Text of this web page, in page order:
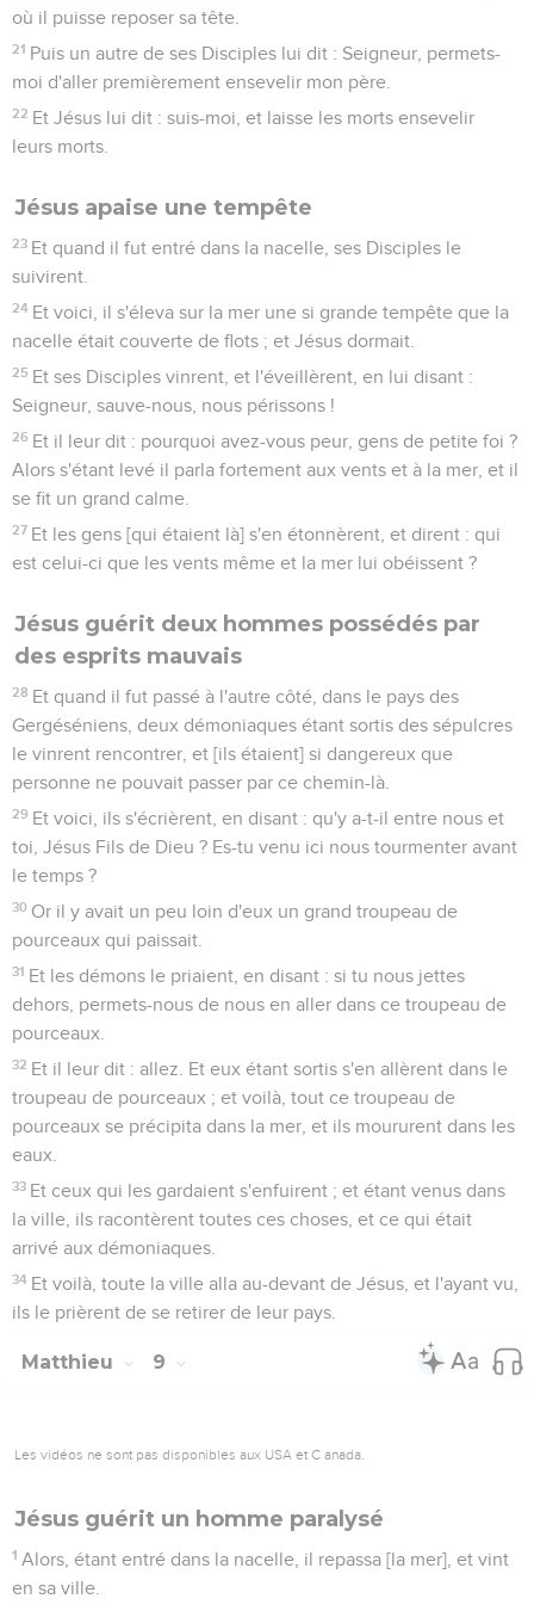
où il puisse reposer sa tête.
21 Puis un autre de ses Disciples lui dit : Seigneur, permets-
moi d'aller premièrement ensevelir mon père.
22 Et Jésus lui dit : suis-moi, et laisse les morts ensevelir
leurs morts.
Jésus apaise une tempête
23 Et quand il fut entré dans la nacelle, ses Disciples le
suivirent.
24 Et voici, il s'éleva sur la mer une si grande tempête que la
nacelle était couverte de flots ; et Jésus dormait.
25 Et ses Disciples vinrent, et l'éveillèrent, en lui disant :
Seigneur, sauve-nous, nous périssons !
26 Et il leur dit : pourquoi avez-vous peur, gens de petite foi ?
Alors s'étant levé il parla fortement aux vents et à la mer, et il
se fit un grand calme.
27 Et les gens [qui étaient là] s'en étonnèrent, et dirent : qui
est celui-ci que les vents même et la mer lui obéissent ?
Jésus guérit deux hommes possédés par
des esprits mauvais
28 Et quand il fut passé à l'autre côté, dans le pays des
Gergéséniens, deux démoniaques étant sortis des sépulcres
le vinrent rencontrer, et [ils étaient] si dangereux que
personne ne pouvait passer par ce chemin-là.
29 Et voici, ils s'écrièrent, en disant : qu'y a-t-il entre nous et
toi, Jésus Fils de Dieu ? Es-tu venu ici nous tourmenter avant
le temps ?
30 Or il y avait un peu loin d'eux un grand troupeau de
pourceaux qui paissait.
31 Et les démons le priaient, en disant : si tu nous jettes
dehors, permets-nous de nous en aller dans ce troupeau de
pourceaux.
32 Et il leur dit : allez. Et eux étant sortis s'en allèrent dans le
troupeau de pourceaux ; et voilà, tout ce troupeau de
pourceaux se précipita dans la mer, et ils moururent dans les
eaux.
33 Et ceux qui les gardaient s'enfuirent ; et étant venus dans
la ville, ils racontèrent toutes ces choses, et ce qui était
arrivé aux démoniaques.
34 Et voilà, toute la ville alla au-devant de Jésus, et l'ayant vu,
ils le prièrent de se retirer de leur pays.
Matthieu 9
Les vidéos ne sont pas disponibles aux USA et C anada.
Jésus guérit un homme paralysé
1 Alors, étant entré dans la nacelle, il repassa [la mer], et vint
en sa ville.